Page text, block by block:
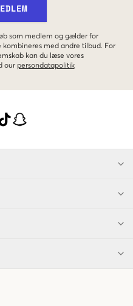
som medlem og gælder for
med andre tilbud. For
kan du læse vores
our persondatapolitik